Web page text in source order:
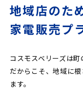
地域店のた
家電販売プ
コスモスベリーズは町
だからこそ、地域に
ます。